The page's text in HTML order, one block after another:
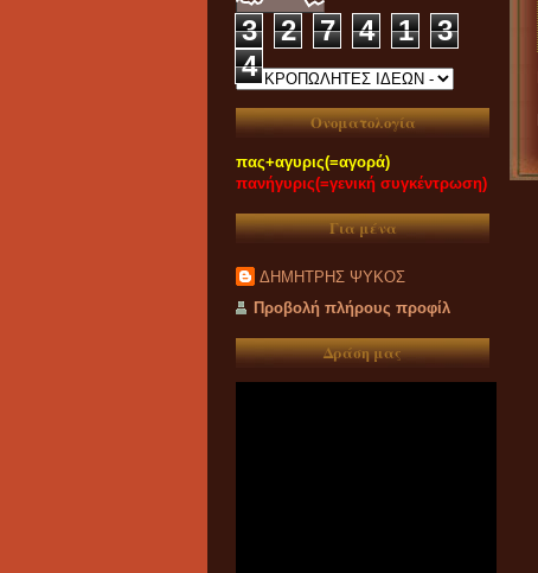
3 2 7 4 1
3
4
Ονοματολογία
πας+αγυρις(=αγορά)
πανήγυρις(=γενική συγκέντρωση)
Για μένα
ΔΗΜΗΤΡΗΣ ΨΥΚΟΣ
Προβολή πλήρους προφίλ
Δράση μας